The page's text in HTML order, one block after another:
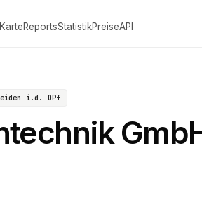
KarteReportsStatistikPreiseAPI
i.d. OPf